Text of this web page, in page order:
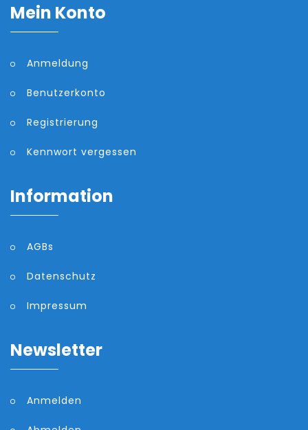
Mein Konto
Anmeldung
Benutzerkonto
Registrierung
Kennwort vergessen
Information
AGBs
Datenschutz
Impressum
Newsletter
Anmelden